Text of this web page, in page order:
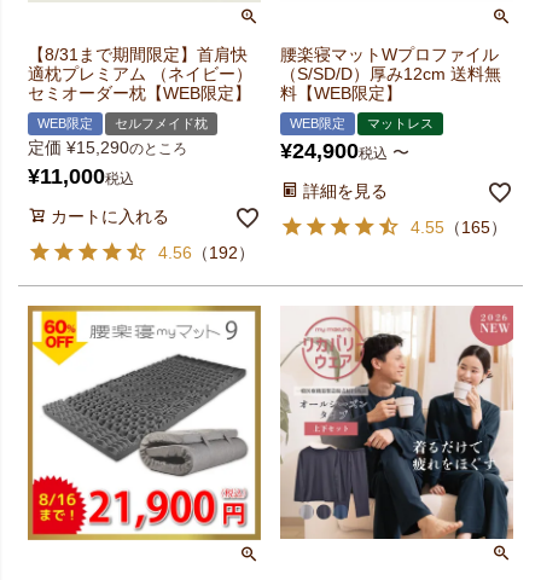
【8/31まで期間限定】首肩快
適枕プレミアム （ネイビー）
セミオーダー枕【WEB限定】
WEB限定 セルフメイド枕
定価 ¥15,290のところ
¥11,000税込
カートに入れる
4.56 （192）
腰楽寝マットWプロファイル
（S/SD/D）厚み12cm 送料無
料【WEB限定】
WEB限定 マットレス
¥24,900税込 〜
詳細を見る
4.55 （165）